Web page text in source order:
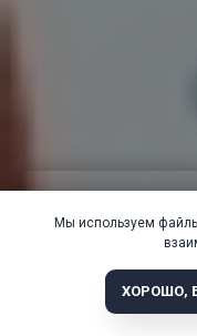
Мы используем
ХОРОШО,